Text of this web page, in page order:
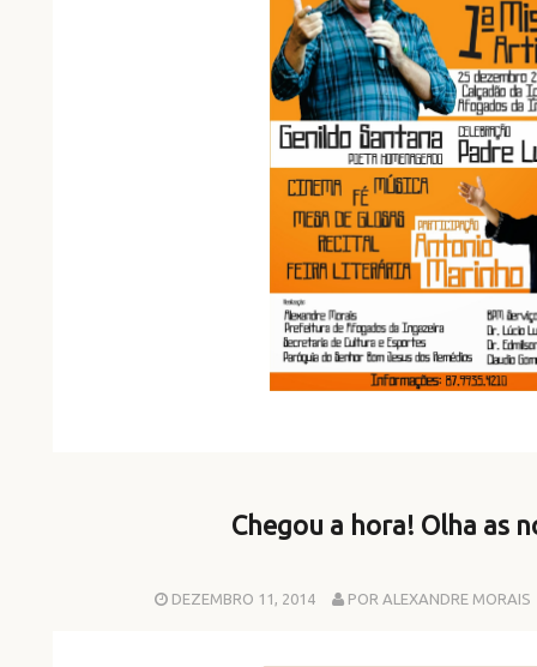
Chegou a hora! Olha as
DEZEMBRO 11, 2014 POR ALEXANDRE MORAIS